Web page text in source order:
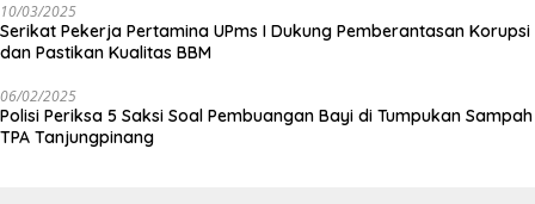
10/03/2025
Serikat Pekerja Pertamina UPms I Dukung Pemberantasan Korupsi
dan Pastikan Kualitas BBM
06/02/2025
Polisi Periksa 5 Saksi Soal Pembuangan Bayi di Tumpukan Sampah
TPA Tanjungpinang